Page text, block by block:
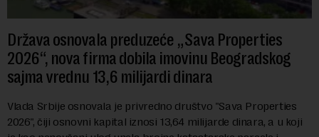
Država osnovala preduzeće „Sava Properties
2026“, nova firma dobila imovinu Beogradskog
sajma vrednu 13,6 milijardi dinara
Vlada Srbije osnovala je privredno društvo "Sava Properties
2026", čiji osnovni kapital iznosi 13,64 milijarde dinara, a u koji